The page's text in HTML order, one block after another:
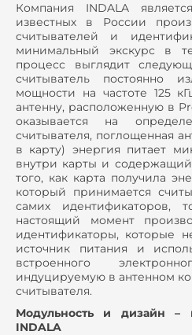
Компания INDALA
известных в России
считывателей и
минимальный экскурс в
процесс выглядит
считыватель постоянно
мощности на частоте 125
антенну, расположенную в
оказывается на
считывателя, поглощенная
в карту) энергия питает
внутри карты и
того, как карта получила
который принимается
самих идентификаторов,
настоящий момент
идентификаторы, которые
источник питания и
встроенного
индуцируемую в антенном
считывателя.
Модульность и дизайн –
INDALA